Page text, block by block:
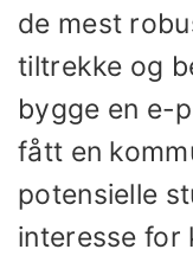
de mest
tiltrekke og
bygge en e-
fått en
potensielle
interesse for